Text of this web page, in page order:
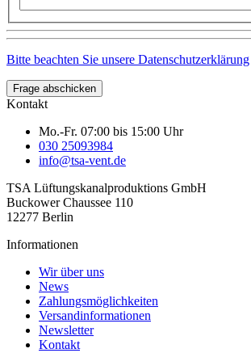
Bitte beachten Sie unsere Datenschutzerklärung
Frage abschicken
Kontakt
Mo.-Fr. 07:00 bis 15:00 Uhr
030 25093984
info@tsa-vent.de
TSA Lüftungskanal­produktions GmbH
Buckower Chaussee 110
12277 Berlin
Informationen
Wir über uns
News
Zahlungsmöglichkeiten
Versandinformationen
Newsletter
Kontakt